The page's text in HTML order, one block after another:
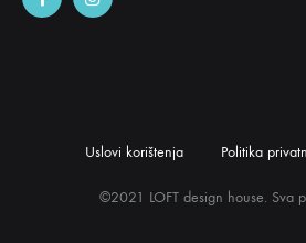
©2021 LOFT design house. Sva
Uslovi korištenja Politika